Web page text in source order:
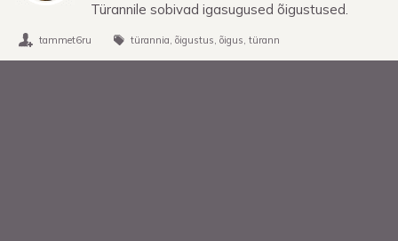
Türannile sobivad igasugused õigustused.
tammet6ru türannia õigustus õigus türann